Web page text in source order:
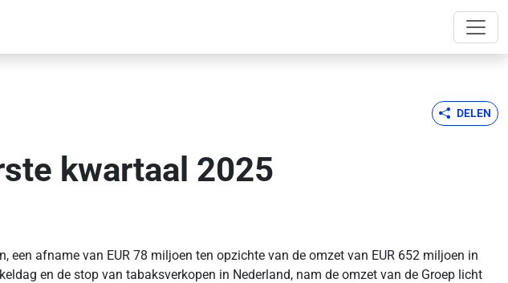
DELEN
kwartaal 2025
een afname van EUR 78 miljoen ten opzichte van de omzet van EUR 652 miljoen in
en de stop van tabaksverkopen in Nederland, nam de omzet van de Groep licht